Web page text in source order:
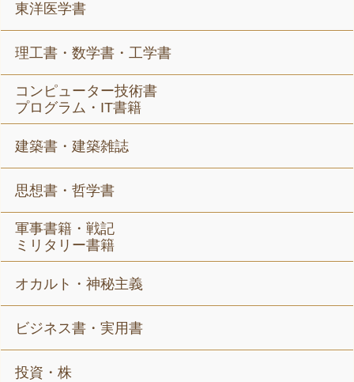
東洋医学書
理工書・数学書・工学書
コンピューター技術書
プログラム・IT書籍
建築書・建築雑誌
思想書・哲学書
軍事書籍・戦記
ミリタリー書籍
オカルト・神秘主義
ビジネス書・実用書
投資・株